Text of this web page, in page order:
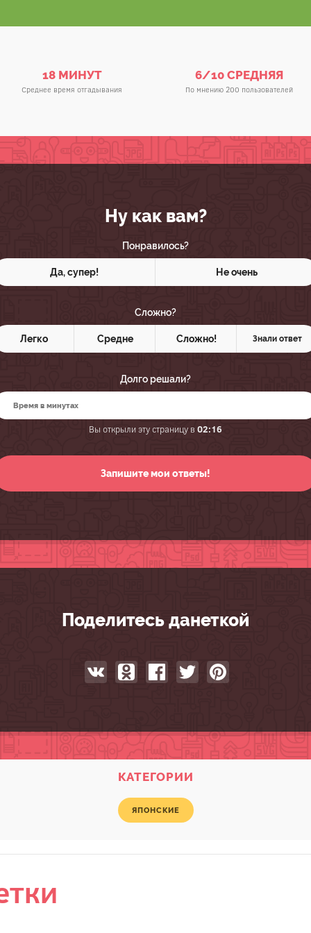
Ну как вам?
Понравилось?
Да, супер! Не очень
Сложно?
Легко Средне Сложно! Знали ответ
Долго решали?
Вы открыли эту страницу в 02:16
Поделитесь данеткой
18 МИНУТ
Среднее время отгадывания
6/10 СРЕДНЯЯ
По мнению 200 пользователей
КАТЕГОРИИ
ЯПОНСКИЕ